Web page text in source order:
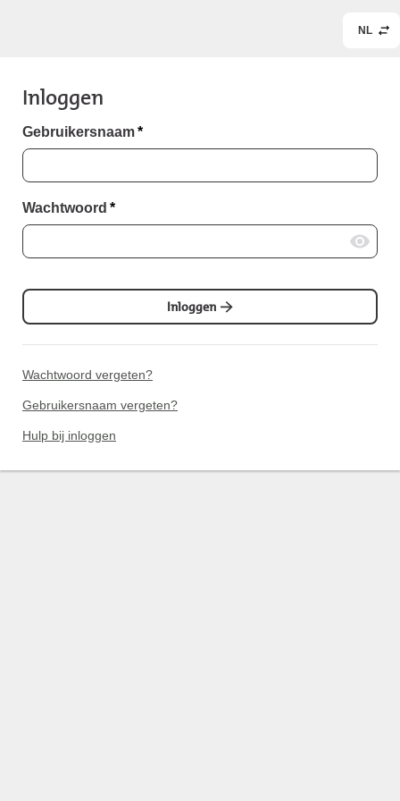
NL
Inloggen
Gebruikersnaam*
Wachtwoord *
Inloggen
Wachtwoord vergeten?
Gebruikersnaam vergeten?
Hulp bij inloggen